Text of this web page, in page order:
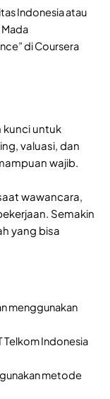
Indonesia atau
Mada
di Coursera
kunci untuk
valuasi, dan
wajib.
wawancara,
Semakin
yang bisa
menggunakan
Telkom Indonesia
metode